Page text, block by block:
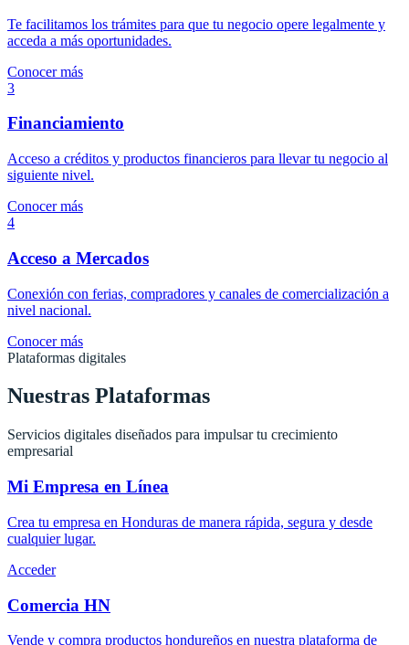
Te facilitamos los trámites para que tu negocio opere legalmente y
acceda a más oportunidades.
Conocer más
3
Financiamiento
Acceso a créditos y productos financieros para llevar tu negocio al
siguiente nivel.
Conocer más
4
Acceso a Mercados
Conexión con ferias, compradores y canales de comercialización a
nivel nacional.
Conocer más
Plataformas digitales
Nuestras Plataformas
Servicios digitales diseñados para impulsar tu crecimiento
empresarial
Mi Empresa en Línea
Crea tu empresa en Honduras de manera rápida, segura y desde
cualquier lugar.
Acceder
Comercia HN
Vende y compra productos hondureños en nuestra plataforma de